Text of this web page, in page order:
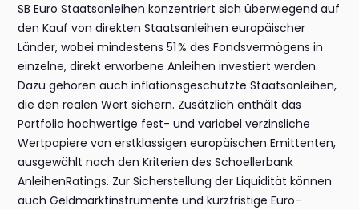
SB Euro Staatsanleihen konzentriert sich überwiegend auf
den Kauf von direkten Staatsanleihen europäischer
Länder, wobei mindestens 51 % des Fondsvermögens in
einzelne, direkt erworbene Anleihen investiert werden.
Dazu gehören auch inflationsgeschützte Staatsanleihen,
die den realen Wert sichern. Zusätzlich enthält das
Portfolio hochwertige fest- und variabel verzinsliche
Wertpapiere von erstklassigen europäischen Emittenten,
ausgewählt nach den Kriterien des Schoellerbank
AnleihenRatings. Zur Sicherstellung der Liquidität können
auch Geldmarktinstrumente und kurzfristige Euro-